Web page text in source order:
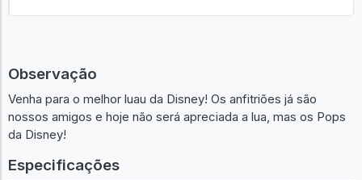
Observação
Venha para o melhor luau da Disney! Os anfitriões já são
nossos amigos e hoje não será apreciada a lua, mas os Pops
da Disney!
Especificações